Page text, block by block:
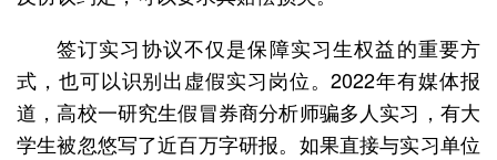
签订实习协议不仅是保障实习生权益的重要方
式，也可以识别出虚假实习岗位。2022年有媒体报
道，高校一研究生假冒券商分析师骗多人实习，有大
学生被忽悠写了近百万字研报。如果直接与实习单位